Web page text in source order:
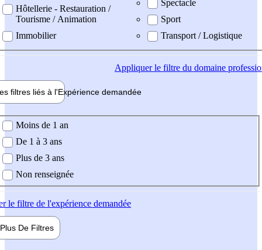
Hôtellerie - Restauration /
Tourisme / Animation
Immobilier
Spectacle
Sport
Transport / Logistique
Appliquerle filtre du domaine
filtres liés à l'Expérience demandée
demandée
Moins de 1 an
De 1 à 3 ans
Plus de 3 ans
Non renseignée
le filtre de l'expérience demandée
Plus De Filtres